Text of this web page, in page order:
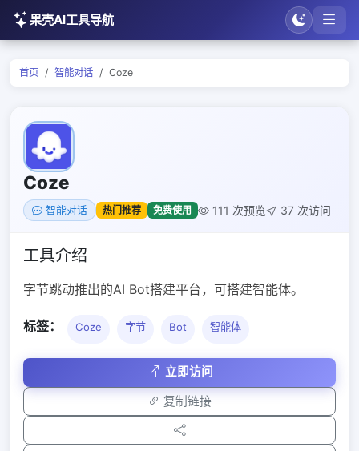
果壳AI工具导航
首页 智能对话 Coze
Coze
智能对话 热门推荐 免费使用 111 次预览 37 次访问
工具介绍
字节跳动推出的AI Bot搭建平台，可搭建智能体。
标签： Coze 字节 Bot 智能体
立即访问
复制链接